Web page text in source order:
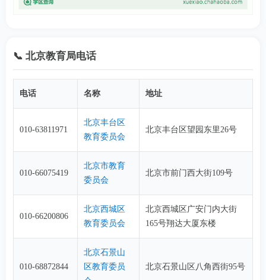
📞 北京教育局电话
电话 名称 地址
010-63811971
北京丰台区
教育委员会
北京丰台区望园东里26号
010-66075419
北京市教育
委员会
北京市前门西大街109号
010-66200806
北京西城区
教育委员会
北京西城区广安门内大街
165号翔达大厦东楼
010-68872844
北京石景山
区教育委员
北京石景山区八角西街95号